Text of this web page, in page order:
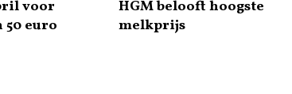
voor
50 euro
HGM belooft hoogste
melkprijs